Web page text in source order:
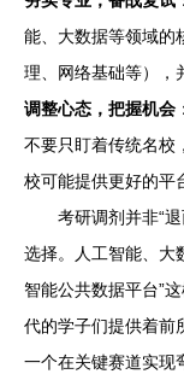
能、大数据等领域的
理、网络基础等），
调整心态，把握机会
不要只盯着传统名校
校可能提供更好的平
考研调剂并非“
选择。人工智能、大
智能公共数据平台”
代的学子们提供着前
一个在关键赛道实现